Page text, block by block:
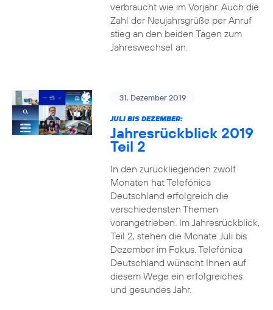
verbraucht wie im Vorjahr. Auch die
Zahl der Neujahrsgrüße per Anruf
stieg an den beiden Tagen zum
Jahreswechsel an.
31. Dezember 2019
JULI BIS DEZEMBER:
Jahresrückblick 2019
Teil 2
In den zurückliegenden zwölf
Monaten hat Telefónica
Deutschland erfolgreich die
verschiedensten Themen
vorangetrieben. Im Jahresrückblick,
Teil 2, stehen die Monate Juli bis
Dezember im Fokus. Telefónica
Deutschland wünscht Ihnen auf
diesem Wege ein erfolgreiches
und gesundes Jahr.